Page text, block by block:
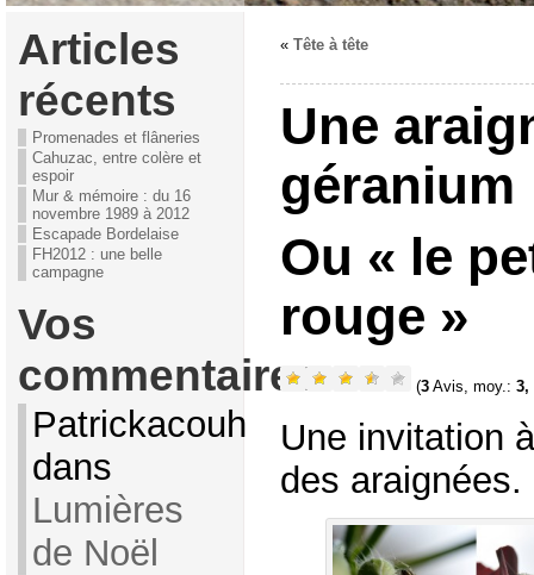
Articles
récents
Promenades et flâneries
Cahuzac, entre colère et
espoir
Mur & mémoire : du 16
novembre 1989 à 2012
Escapade Bordelaise
FH2012 : une belle
campagne
Vos
commentaires
Patrickacouh
dans
Lumières
de Noël
« Tête à tête
Une
géranium
Ou « le
rouge »
(3Avis, moy.: 3,
Une invitation
des araignées.